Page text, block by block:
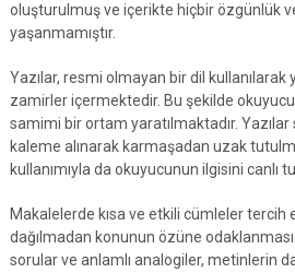
oluşturulmuş ve içerikte hiçbir özgünlük
yaşanmamıştır.
Yazılar, resmi olmayan bir dil kullanılarak
zamirler içermektedir. Bu şekilde
samimi bir ortam yaratılmaktadır. Yazılar
kaleme alınarak karmaşadan uzak
kullanımıyla da okuyucunun ilgisini canlı
Makalelerde kısa ve etkili cümleler
dağılmadan konunun özüne
sorular ve anlamlı analogiler, metinlerin